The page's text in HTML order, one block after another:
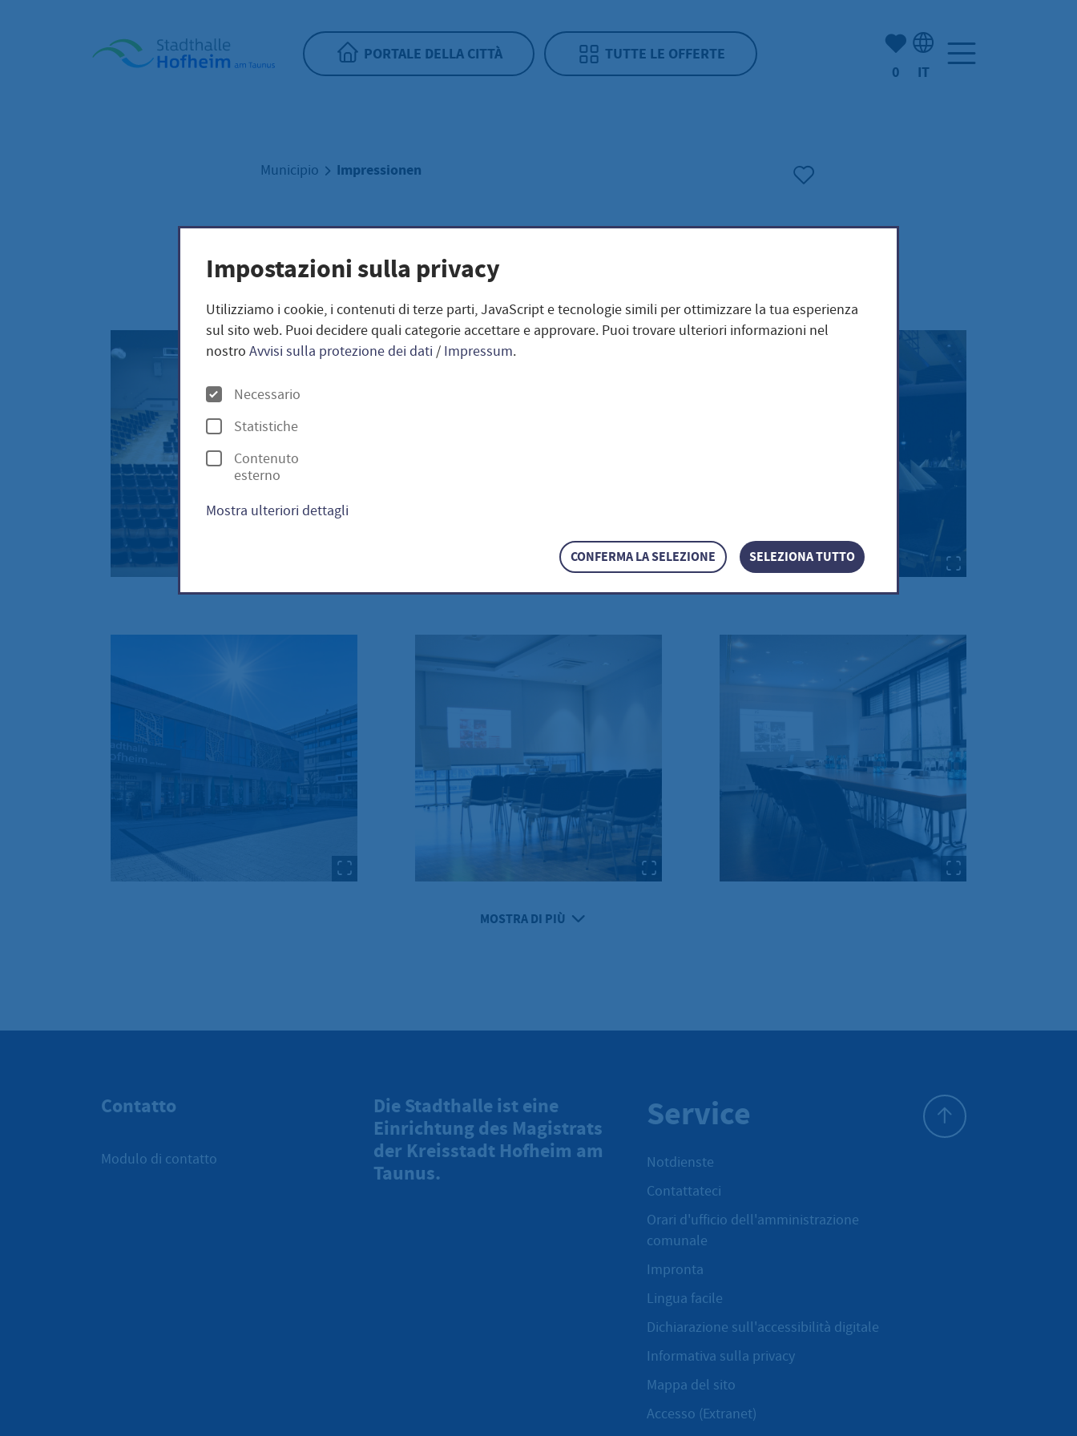
PORTALE DELLA CITTÀ TUTTE LE OFFERTE
(Mio) Hofheim:
0 IT
Municipio Impressionen
Impressionen
MOSTRA DI PIÙ
Contatto
Modulo di contatto
Die Stadthalle ist eine
Einrichtung des Magistrats
der Kreisstadt Hofheim am
Taunus.
Service
Notdienste
Contattateci
Orari d'ufficio dell'amministrazione
comunale
Impronta
Lingua facile
Dichiarazione sull'accessibilità digitale
Informativa sulla privacy
Mappa del sito
Accesso (Extranet)
Impostazioni sulla privacy
Utilizziamo i cookie, i contenuti di terze parti, JavaScript e tecnologie simili per ottimizzare la tua esperienza
sul sito web. Puoi decidere quali categorie accettare e approvare. Puoi trovare ulteriori informazioni nel
nostro Avvisi sulla protezione dei dati / Impressum.
O
p
z
i
o
Necessario
Statistiche
Contenuto
esterno
Mostra ulteriori dettagli
CONFERMA LA SELEZIONE SELEZIONA TUTTO